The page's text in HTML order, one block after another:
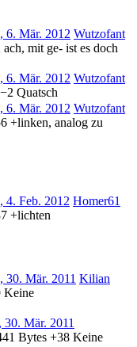
6. Mär. 2012 Wutzofant
ach, mit ge- ist es doch
6. Mär. 2012 Wutzofant
−2 Quatsch
6. Mär. 2012 Wutzofant
+linken, analog zu
4. Feb. 2012 Homer61
+lichten
30. Mär. 2011 Kilian
Keine
30. Mär. 2011
Bytes +38 Keine